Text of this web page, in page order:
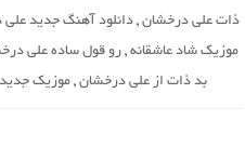
ذات علی درخشان ,دانلود آهنگ جدید علی
موزیک شاد عاشقانه, رو قول ساده علی
بد ذات از علی درخشان ,موزیک